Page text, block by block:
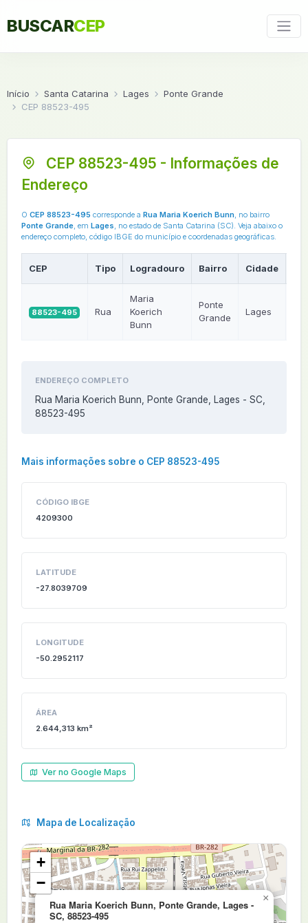
BUSCARCEP
Início Santa Catarina Lages
Ponte Grande
CEP 88523-495
CEP 88523-495 - Informações de
Endereço
O CEP 88523-495 corresponde a Rua Maria Koerich Bunn, no bairro
Ponte Grande, em Lages, no estado de Santa Catarina (SC). Veja abaixo o
endereço completo, código IBGE do município e coordenadas geográficas.
CEP Tipo Logradouro Bairro Cidade
88523-495 Rua
Maria
Koerich
Bunn
Ponte
Grande
Lages
ENDEREÇO COMPLETO
Rua Maria Koerich Bunn, Ponte Grande, Lages - SC,
88523-495
Mais informações sobre o CEP 88523-495
CÓDIGO IBGE
4209300
LATITUDE
-27.8039709
LONGITUDE
-50.2952117
ÁREA
2.644,313 km²
Ver no Google Maps
Mapa de Localização
Rua Maria Koerich Bunn, Ponte Grande, Lages -
SC, 88523-495
×
+
−